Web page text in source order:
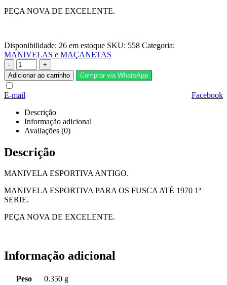
PEÇA NOVA DE EXCELENTE.
Disponibilidade: 26 em estoque SKU: 558 Categoria:
MANIVELAS e MAÇANETAS
-
+
Adicionar ao carrinho
Comprar via WhatsApp
Facebook
E-mail
Descrição
Informação adicional
Avaliações (0)
Descrição
MANIVELA ESPORTIVA ANTIGO.
MANIVELA ESPORTIVA PARA OS FUSCA ATÉ 1970 1ª
SERIE.
PEÇA NOVA DE EXCELENTE.
Informação adicional
Peso
0.350 g